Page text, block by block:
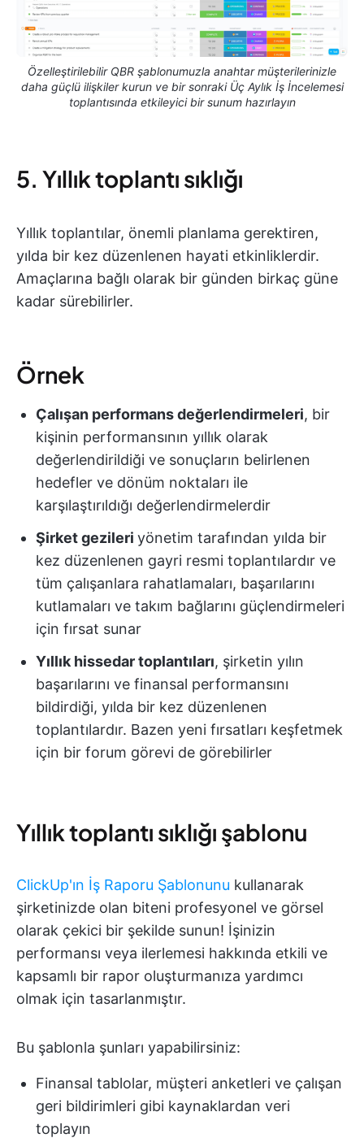
Özelleştirilebilir QBR şablonumuzla anahtar müşterilerinizle
daha güçlü ilişkiler kurun ve bir sonraki Üç Aylık İş İncelemesi
toplantısında etkileyici bir sunum hazırlayın
5. Yıllık toplantı sıklığı
Yıllık toplantılar, önemli planlama gerektiren,
yılda bir kez düzenlenen hayati etkinliklerdir.
Amaçlarına bağlı olarak bir günden birkaç güne
kadar sürebilirler.
Örnek
Çalışan performans değerlendirmeleri, bir
kişinin performansının yıllık olarak
değerlendirildiği ve sonuçların belirlenen
hedefler ve dönüm noktaları ile
karşılaştırıldığı değerlendirmelerdir
Şirket gezileri yönetim tarafından yılda bir
kez düzenlenen gayri resmi toplantılardır ve
tüm çalışanlara rahatlamaları, başarılarını
kutlamaları ve takım bağlarını güçlendirmeleri
için fırsat sunar
Yıllık hissedar toplantıları, şirketin yılın
başarılarını ve finansal performansını
bildirdiği, yılda bir kez düzenlenen
toplantılardır. Bazen yeni fırsatları keşfetmek
için bir forum görevi de görebilirler
Yıllık toplantı sıklığı şablonu
ClickUp'ın İş Raporu Şablonunu kullanarak
şirketinizde olan biteni profesyonel ve görsel
olarak çekici bir şekilde sunun! İşinizin
performansı veya ilerlemesi hakkında etkili ve
kapsamlı bir rapor oluşturmanıza yardımcı
olmak için tasarlanmıştır.
Bu şablonla şunları yapabilirsiniz:
Finansal tablolar, müşteri anketleri ve çalışan
geri bildirimleri gibi kaynaklardan veri
toplayın